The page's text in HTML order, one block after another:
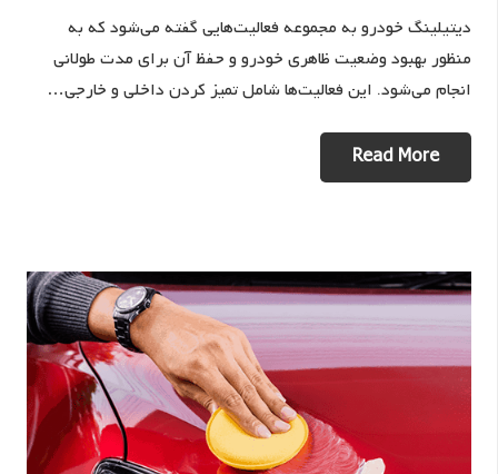
دیتیلینگ خودرو به مجموعه فعالیت‌هایی گفته می‌شود که به
منظور بهبود وضعیت ظاهری خودرو و حفظ آن برای مدت طولانی
انجام می‌شود. این فعالیت‌ها شامل تمیز کردن داخلی و خارجی…
Read More